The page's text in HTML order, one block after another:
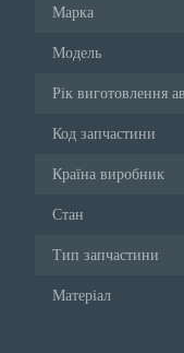
Марка
Модель
Рік виготовлення
Код запчастини
Країна виробник
Стан
Тип запчастини
Матеріал